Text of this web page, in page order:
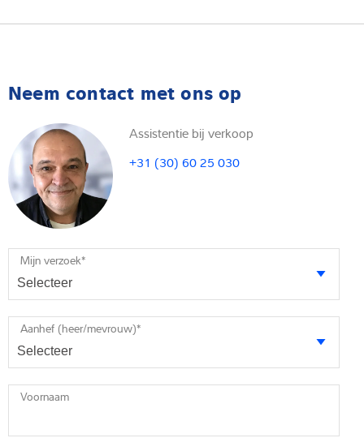
Neem contact met ons op
Assistentie bij verkoop
+31 (30) 60 25 030
Mijn verzoek*
Aanhef (heer/mevrouw)*
Voornaam